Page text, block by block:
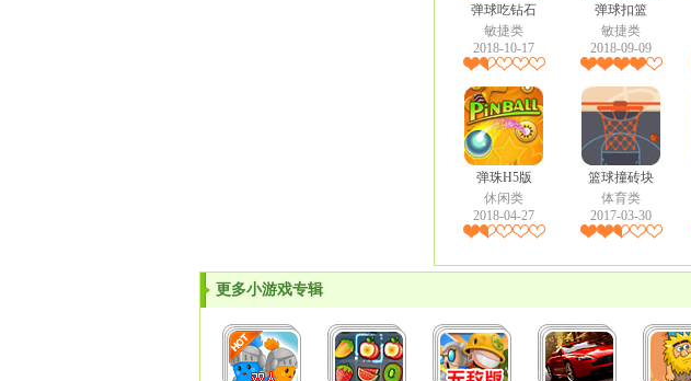
弹球吃钻石
敏捷类
2018-10-17
弹球扣篮
敏捷类
2018-09-09
弹珠H5版
休闲类
2018-04-27
篮球撞砖块
体育类
2017-03-30
更多小游戏专辑